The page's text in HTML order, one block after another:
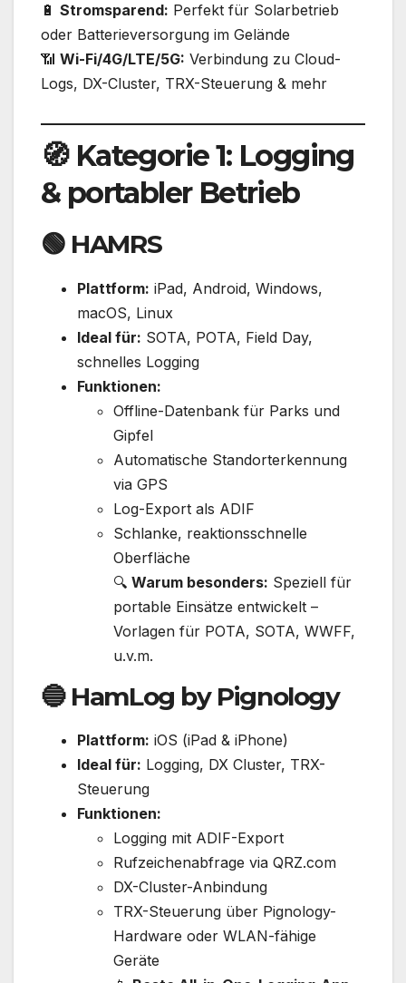
🔋 Stromsparend: Perfekt für Solarbetrieb
oder Batterieversorgung im Gelände
📶 Wi-Fi/4G/LTE/5G: Verbindung zu Cloud-
Logs, DX-Cluster, TRX-Steuerung & mehr
🧭 Kategorie 1: Logging
& portabler Betrieb
🟢 HAMRS
Plattform: iPad, Android, Windows,
macOS, Linux
Ideal für: SOTA, POTA, Field Day,
schnelles Logging
Funktionen:
Offline-Datenbank für Parks und
Gipfel
Automatische Standorterkennung
via GPS
Log-Export als ADIF
Schlanke, reaktionsschnelle
Oberfläche
🔍 Warum besonders: Speziell für
portable Einsätze entwickelt –
Vorlagen für POTA, SOTA, WWFF,
u.v.m.
🔵 HamLog by Pignology
Plattform: iOS (iPad & iPhone)
Ideal für: Logging, DX Cluster, TRX-
Steuerung
Funktionen:
Logging mit ADIF-Export
Rufzeichenabfrage via QRZ.com
DX-Cluster-Anbindung
TRX-Steuerung über Pignology-
Hardware oder WLAN-fähige
Geräte